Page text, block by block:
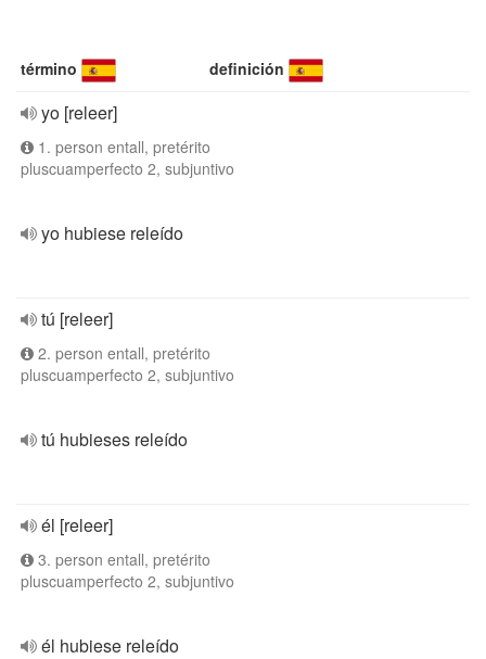
término definición
yo [releer]
1. person entall, pretérito
pluscuamperfecto 2, subjuntivo
yo hubiese releído
tú [releer]
2. person entall, pretérito
pluscuamperfecto 2, subjuntivo
tú hubieses releído
él [releer]
3. person entall, pretérito
pluscuamperfecto 2, subjuntivo
él hubiese releído